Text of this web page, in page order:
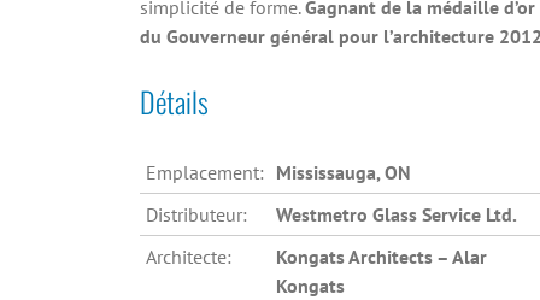
simplicité de forme.Gagnant de la médaille d’or
du Gouverneur général pour l’architecture
Détails
Emplacement: Mississauga, ON
Distributeur:
Westmetro Glass Service Ltd.
Architecte:
Kongats Architects – Alar
Kongats